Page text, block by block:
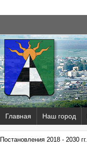
Главная Наш город
Постановления 2018 - 2030 гг.